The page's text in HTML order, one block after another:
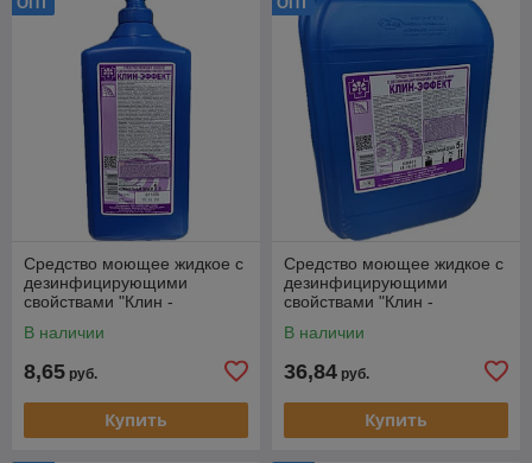
Средство моющее жидкое с
дезинфицирующими
свойствами "Клин -
В наличии
8,65 руб.
Купить
Средство моющее жидкое с
дезинфицирующими
свойствами "Клин -
В наличии
36,84 руб.
Купить